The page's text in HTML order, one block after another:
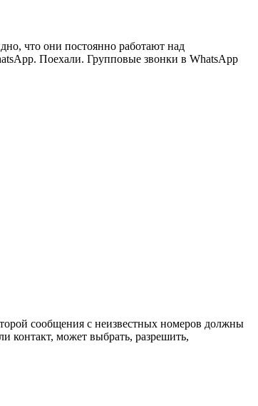
что они постоянно работают над
Поехали. Групповые звонки в WhatsApp
сообщения с неизвестных номеров должны
контакт, может выбрать, разрешить,